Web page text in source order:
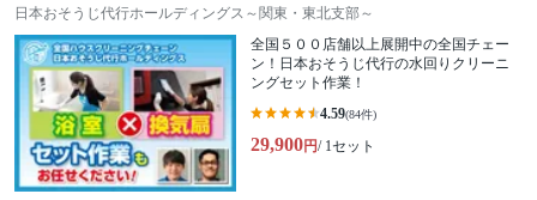
日本おそうじ代行ホールディングス～関東・東北支部～
全国５００店舗以上展開中の全国チェー
ン！日本おそうじ代行の水回りクリーニ
ングセット作業！
4.59(84件)
29,900円/ 1セット